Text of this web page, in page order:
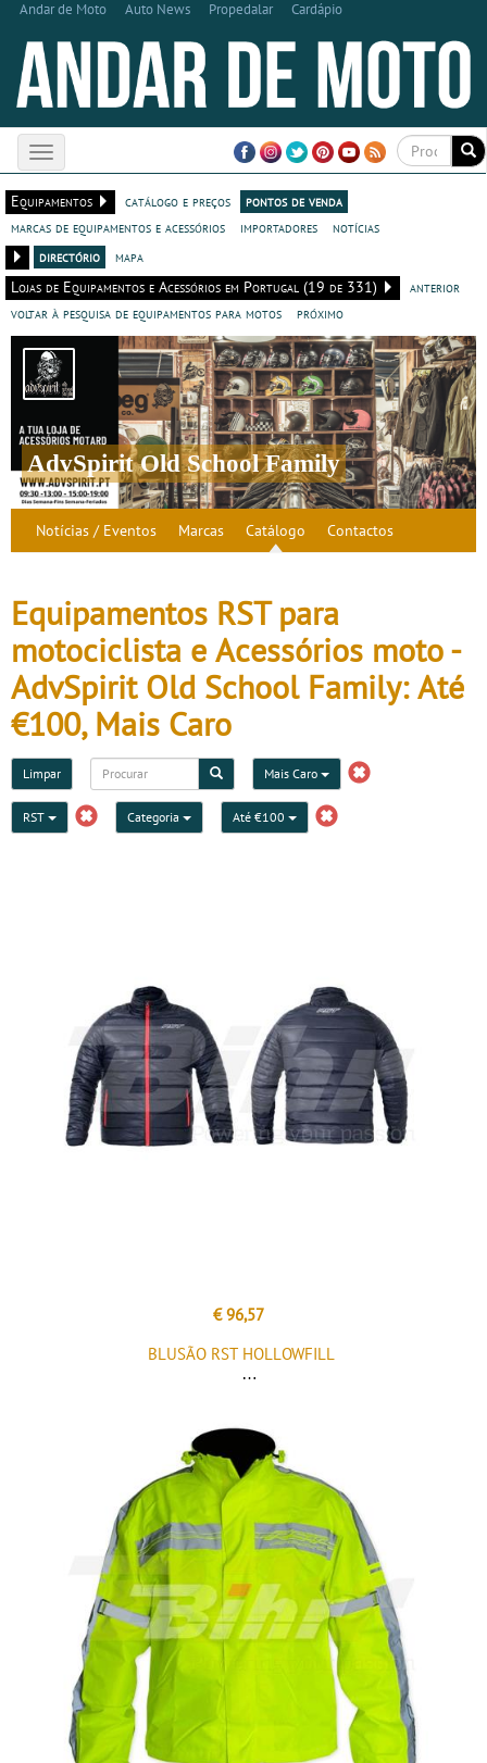
Andar de Moto Auto News Propedalar Cardápio
Toggle
navigation
Equipamentos
catálogo e preços
pontos de venda
marcas de equipamentos e acessórios
importadores
notícias
directório
mapa
Lojas de Equipamentos e Acessórios em Portugal (19 de 331)
anterior
voltar à pesquisa de equipamentos para motos
próximo
AdvSpirit Old School Family
Notícias / Eventos Marcas Catálogo Contactos
Equipamentos RST para
motociclista e Acessórios moto -
AdvSpirit Old School Family: Até
€100, Mais Caro
Limpar Mais Caro
RST Categoria Até €100
€ 96,57
BLUSÃO RST HOLLOWFILL